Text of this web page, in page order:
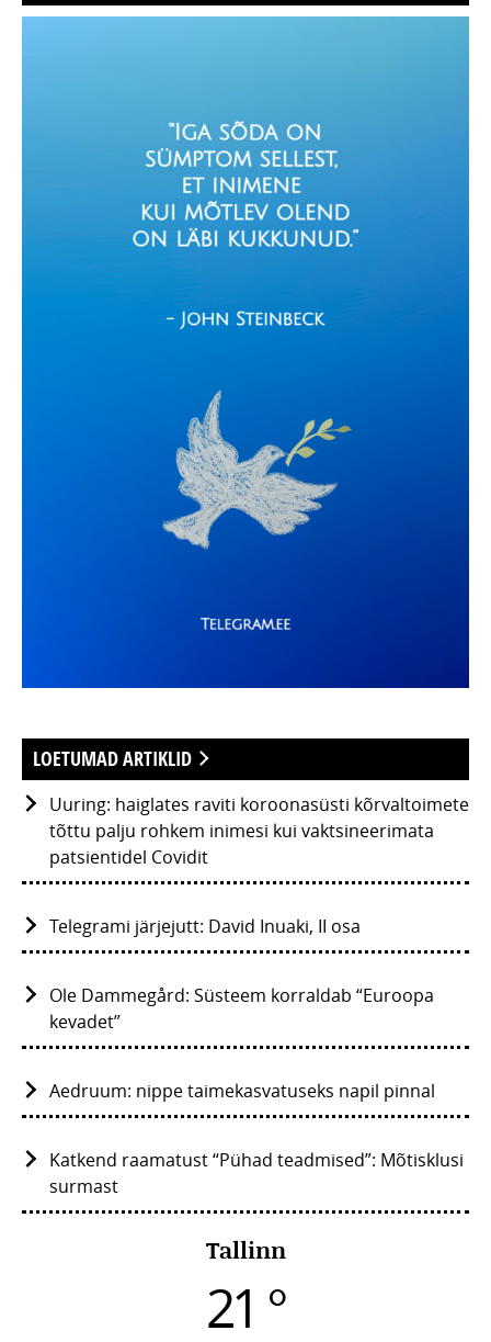
LOETUMAD ARTIKLID
Uuring: haiglates raviti koroonasüsti kõrvaltoimete
tõttu palju rohkem inimesi kui vaktsineerimata
patsientidel Covidit
Telegrami järjejutt: David Inuaki, II osa
Ole Dammegård: Süsteem korraldab “Euroopa
kevadet”
Aedruum: nippe taimekasvatuseks napil pinnal
Katkend raamatust “Pühad teadmised”: Mõtisklusi
surmast
Tallinn
21 °